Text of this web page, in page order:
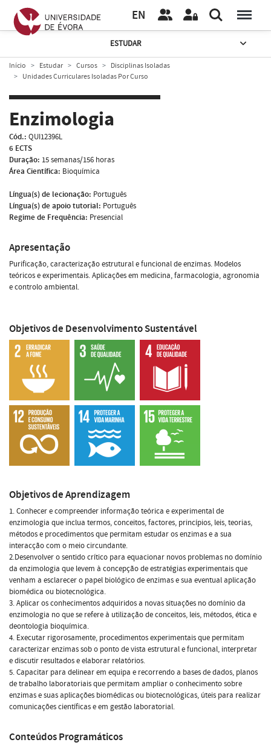
EN
ESTUDAR
Início Estudar Cursos
Disciplinas Isoladas
Unidades Curriculares Isoladas Por Curso
Enzimologia
Cód.: QUI12396L
6 ECTS
Duração: 15 semanas/156 horas
Área Científica: Bioquímica
Língua(s) de lecionação: Português
Língua(s) de apoio tutorial: Português
Regime de Frequência: Presencial
Apresentação
Purificação, caracterização estrutural e funcional de enzimas. Modelos
teóricos e experimentais. Aplicações em medicina, farmacologia, agronomia
e controlo ambiental.
Objetivos de Desenvolvimento Sustentável
Objetivos de Aprendizagem
1. Conhecer e compreender informação teórica e experimental de
enzimologia que inclua termos, conceitos, factores, princípios, leis, teorias,
métodos e procedimentos que permitam estudar os enzimas e a sua
interacção com o meio circundante.
2.Desenvolver o sentido crítico para equacionar novos problemas no domínio
da enzimologia que levem à concepção de estratégias experimentais que
venham a esclarecer o papel biológico de enzimas e sua eventual aplicação
biomédica ou biotecnológica.
3. Aplicar os conhecimentos adquiridos a novas situações no domínio da
enzimologia no que se refere à utilização de conceitos, leis, métodos, ética e
deontologia bioquímica.
4. Executar rigorosamente, procedimentos experimentais que permitam
caracterizar enzimas sob o ponto de vista estrutural e funcional, interpretar
e discutir resultados e elaborar relatórios.
5. Capacitar para delinear em equipa e recorrendo a bases de dados, planos
de trabalho laboratoriais que permitam ampliar o conhecimento sobre
enzimas e suas aplicações biomédicas ou biotecnológicas, úteis para realizar
comunicações científicas e em gestão laboratorial.
Conteúdos Programáticos